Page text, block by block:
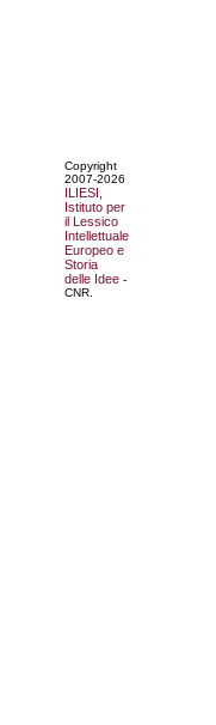
Copyright
2007-2026
ILIESI,
Istituto per
il Lessico
Intellettuale
Europeo e
Storia
delle Idee -
CNR.